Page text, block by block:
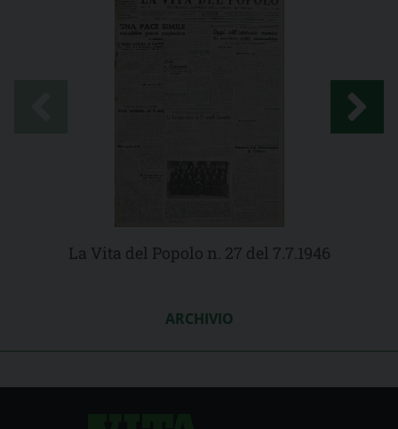
La Vita del Popolo n. 27 del 7.7.1946
ARCHIVIO